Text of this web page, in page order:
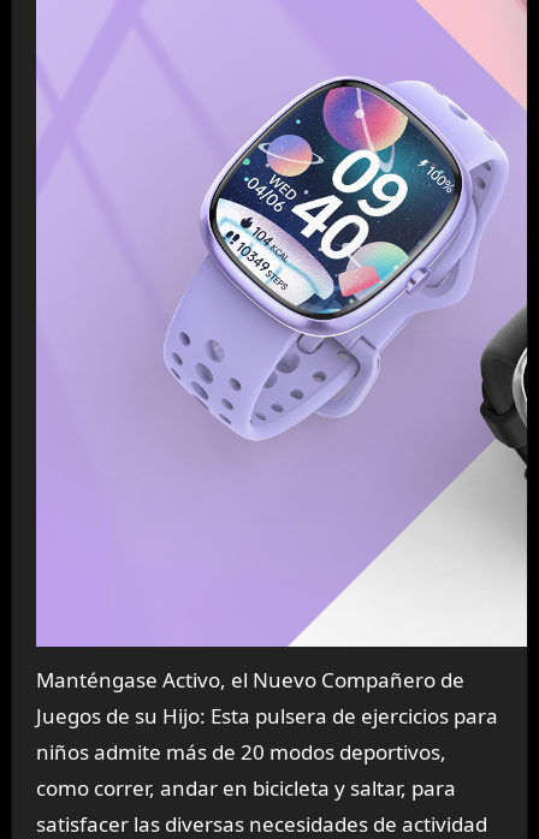
Manténgase Activo, el Nuevo Compañero de
Juegos de su Hijo: Esta pulsera de ejercicios para
niños admite más de 20 modos deportivos,
como correr, andar en bicicleta y saltar, para
satisfacer las diversas necesidades de actividad